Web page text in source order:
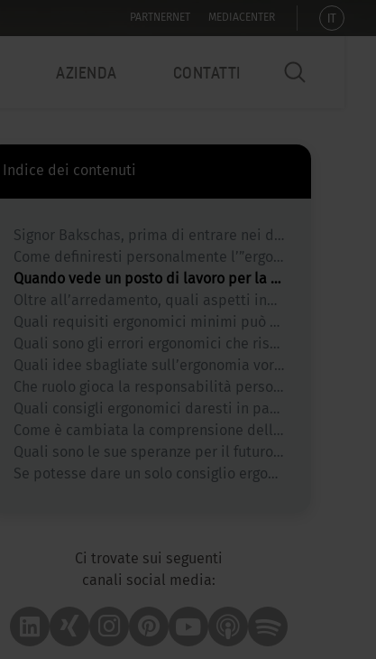
PARTNERNET MEDIACENTER IT
AZIENDA CONTATTI
Indice dei contenuti
Signor Bakschas, prima di entrare nei dettagli, potrebbe dirci brevemente chi è, su cosa si concentra il suo lavoro e come collabora con Sedus?
Come definiresti personalmente l’”ergonomia”? È più una scienza, un atteggiamento o una pratica quotidiana?
Quando vede un posto di lavoro per la prima volta, quali sono le prime tre cose che osserva?
Oltre all’arredamento, quali aspetti influenzano maggiormente l’ergonomia di un posto di lavoro?
Quali requisiti ergonomici minimi può aspettarsi oggi un dipendente dal datore di lavoro (sedie, scrivania, attrezzature)? E quando è giustificato richiedere una scrivania regolabile in altezza?
Quali sono gli errori ergonomici che riscontra più frequentemente?
Quali idee sbagliate sull’ergonomia vorresti sfatare?
Che ruolo gioca la responsabilità personale? Quanto possono fare i prodotti e quanto devono fare gli utenti stessi?
Quali consigli ergonomici daresti in particolare per il lavoro ibrido o mobile?
Come è cambiata la comprensione dell’ergonomia negli ultimi anni, anche in relazione alle nuove tendenze lavorative?
Quali sono le sue speranze per il futuro dell’ergonomia dell’ufficio?
Se potesse dare un solo consiglio ergonomico che avrebbe un effetto immediato, quale sarebbe?
Ci trovate sui seguenti
canali social media: